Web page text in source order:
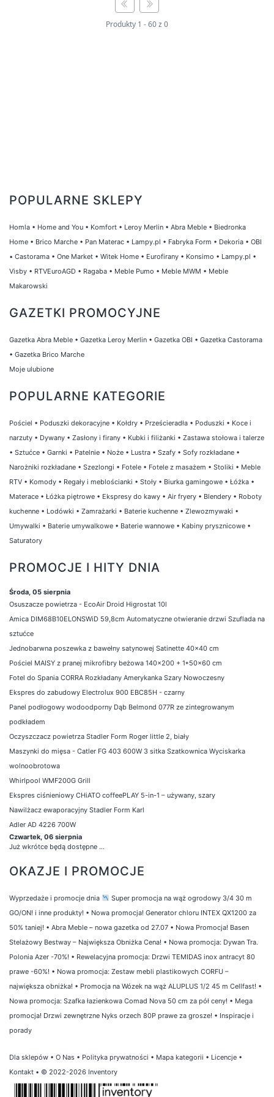
wymagających klientów. Zarówno amatorzy
zdrowego stylu życia, jak i profesjonalni
atrakcyjne ceny i wysoką jakość produktów,
na naszej stronie, otrzymasz sprawdzony i
solidny sprzęt. Nie czekaj dłużej – sprawdź
naszą ofertę sokowników i ciesz się zdrowymi
i pysznymi napojami każdego dnia!
Produkty 1 -60z 0
POPULARNE SKLEPY
Homla • Home and You • Komfort • Leroy Merlin • Abra Meble • Biedronka
Home • Brico Marche • Pan Materac • Lampy.pl • Fabryka Form • Dekoria • OBI
• Castorama • One Market • Witek Home • Eurofirany • Konsimo • Lampy.pl •
Visby • RTVEuroAGD • Ragaba • Meble Pumo • Meble MWM • Meble
Makarowski
GAZETKI PROMOCYJNE
Gazetka Abra Meble • Gazetka Leroy Merlin • Gazetka OBI • Gazetka Castorama
• Gazetka Brico Marche
Moje ulubione
POPULARNE KATEGORIE
Pościel • Poduszki dekoracyjne • Kołdry • Prześcieradła • Poduszki • Koce i
narzuty • Dywany • Zasłony i firany • Kubki i filiżanki • Zastawa stołowa i talerze
• Sztućce • Garnki • Patelnie • Noże • Lustra • Szafy • Sofy rozkładane •
Narożniki rozkładane • Szezlongi • Fotele • Fotele z masażem • Stoliki • Meble
RTV • Komody • Regały i meblościanki • Stoły • Biurka gamingowe • Łóżka •
Materace • Łóżka piętrowe • Ekspresy do kawy • Air fryery • Blendery • Roboty
kuchenne • Lodówki • Zamrażarki • Baterie kuchenne • Zlewozmywaki •
Umywalki • Baterie umywalkowe • Baterie wannowe • Kabiny prysznicowe •
Saturatory
PROMOCJE I HITY DNIA
Środa, 05 sierpnia
Osuszacze powietrza - EcoAir Droid Higrostat 10l
Amica DIM68B10ELONSWiD 59,8cm Automatyczne otwieranie drzwi Szuflada na
sztućce
Jednobarwna poszewka z bawełny satynowej Satinette 40x40 cm
Pościel MAISY z pranej mikrofibry beżowa 140x200 + 1*50x60 cm
Fotel do Spania CORRA Rozkładany Amerykanka Szary Nowoczesny
Ekspres do zabudowy Electrolux 900 EBC85H - czarny
Panel podłogowy wodoodporny Dąb Belmond 077R ze zintegrowanym
podkładem
Oczyszczacz powietrza Stadler Form Roger little 2, biały
Maszynki do mięsa - Catler FG 403 600W 3 sitka Szatkownica Wyciskarka
wolnoobrotowa
Whirlpool WMF200G Grill
Ekspres ciśnieniowy CHiATO coffeePLAY 5-in-1 – używany, szary
Nawilżacz ewaporacyjny Stadler Form Karl
Adler AD 4226 700W
Czwartek, 06 sierpnia
Już wkrótce będą dostępne ...
OKAZJE I PROMOCJE
Wyprzedaże i promocje dnia
Super promocja na wąż ogrodowy 3/4 30 m
GO/ON! i inne produkty! • Nowa promocja! Generator chloru INTEX QX1200 za
50% taniej! • Abra Meble – nowa gazetka od 27.07 • Nowa Promocja! Basen
Stelażowy Bestway – Największa Obniżka Cena! • Nowa promocja: Dywan Tra.
Polonia Azer -70%! • Rewelacyjna promocja: Drzwi TEMIDAS inox antracyt 80
prawe -60%! • Nowa promocja: Zestaw mebli plastikowych CORFU –
największa obniżka! • Promocja na Wózek na wąż ALUPLUS 1/2 45 m Cellfast! •
Nowa promocja: Szafka łazienkowa Comad Nova 50 cm za pół ceny! • Mega
promocja! Drzwi zewnętrzne Nyks orzech 80P prawe za grosze! • Inspiracje i
porady
Dla sklepów • O Nas • Polityka prywatności • Mapa kategorii • Licencje •
Kontakt • © 2022-2026 Inventory